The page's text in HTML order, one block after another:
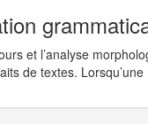
et l’analyse
de textes. Lorsqu’une